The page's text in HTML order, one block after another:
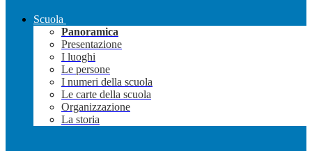
Scuola
Panoramica
Presentazione
I luoghi
Le persone
I numeri della scuola
Le carte della scuola
Organizzazione
La storia